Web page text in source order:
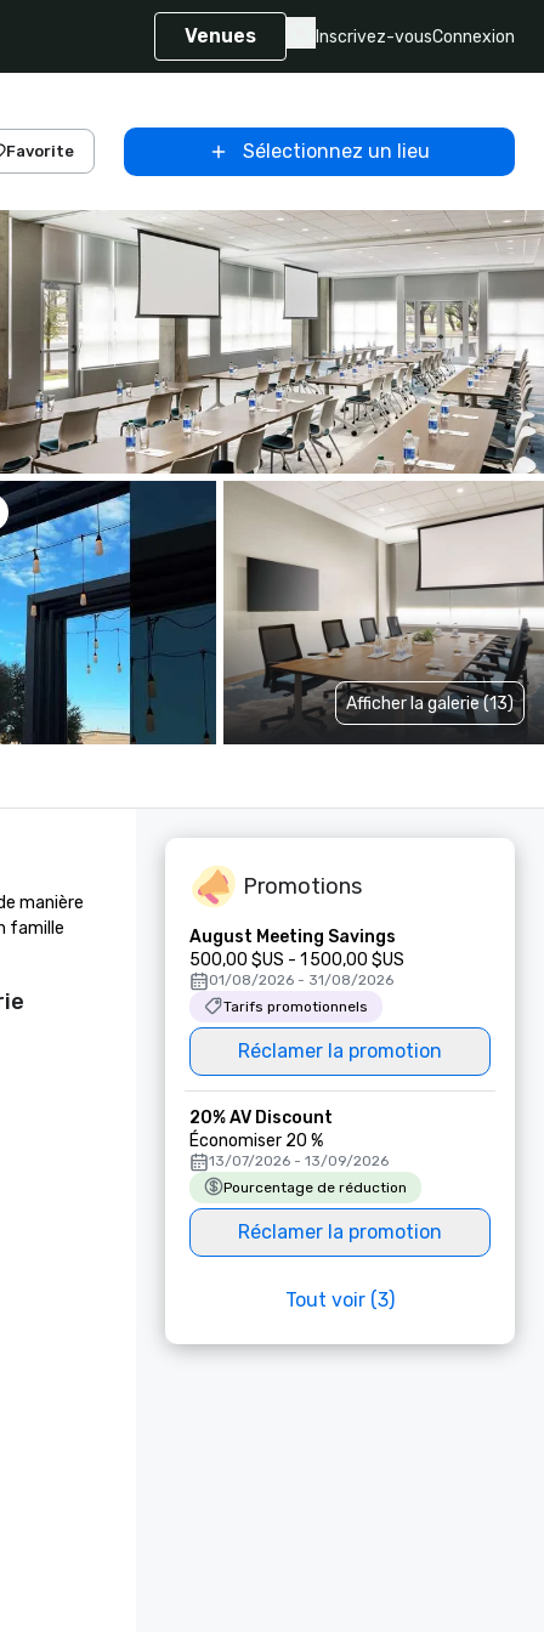
Venues Inscrivez-vousConnexion
Favorite Sélectionnez un lieu
Afficher la galerie (13)
manière
famille
Promotions
August Meeting Savings
500,00 $US - 1 500,00 $US
01/08/2026 - 31/08/2026
Tarifs promotionnels
Réclamer la promotion
20% AV Discount
Économiser 20 %
13/07/2026 - 13/09/2026
Pourcentage de réduction
Réclamer la promotion
Tout voir (3)